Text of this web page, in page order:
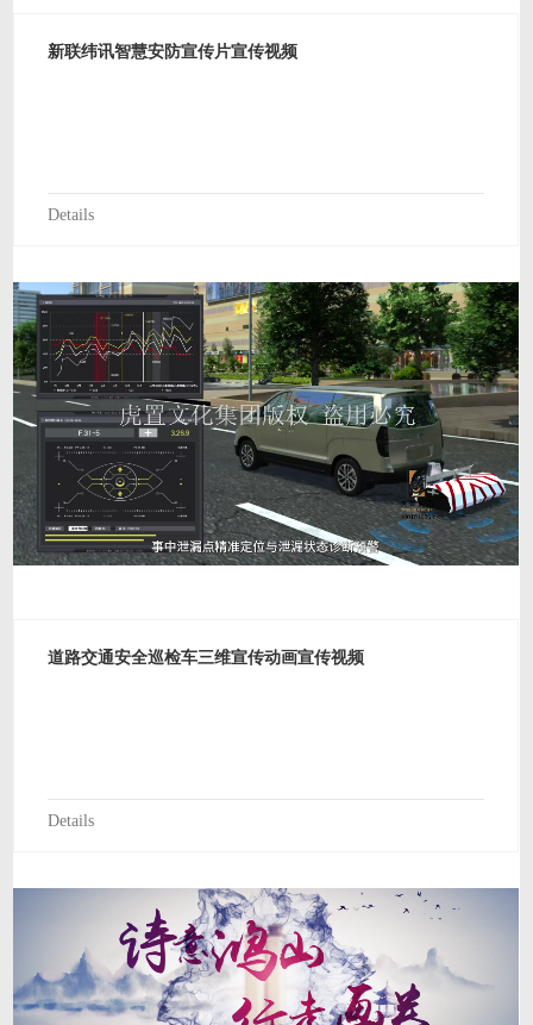
新联纬讯智慧安防宣传片宣传视频
Details
道路交通安全巡检车三维宣传动画宣传视频
Details